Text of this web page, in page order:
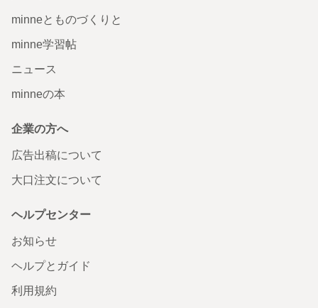
minneとものづくりと
minne学習帖
ニュース
minneの本
企業の方へ
広告出稿について
大口注文について
ヘルプセンター
お知らせ
ヘルプとガイド
利用規約